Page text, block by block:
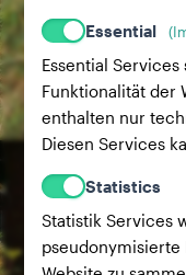
Essential
Essential
Funktionalität der
enthalten nur
Diesen Services
Statistics
Statistik Services
pseudonymisierte